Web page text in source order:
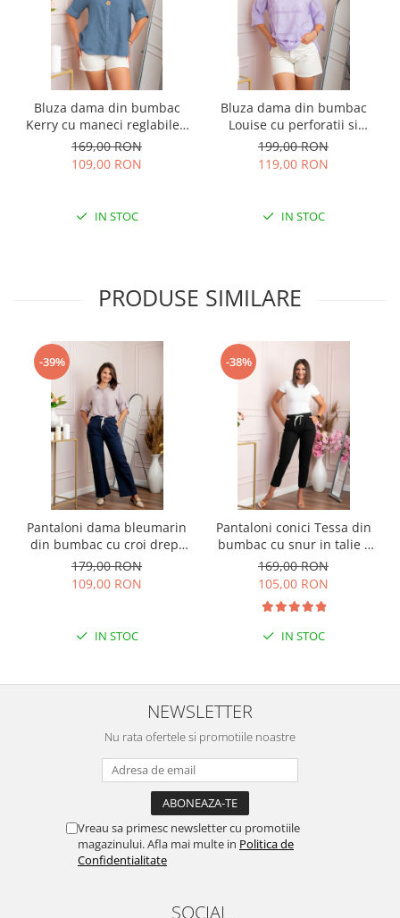
Bluza dama din bumbac
Kerry cu maneci reglabile -
Albastru
169,00 RON
109,00 RON
IN STOC
Bluza dama din bumbac
Louise cu perforatii si
buzunar - Lila
199,00 RON
119,00 RON
IN STOC
PRODUSE SIMILARE
-39%
Pantaloni dama bleumarin
din bumbac cu croi drept
Cara
179,00 RON
109,00 RON
IN STOC
-38%
Pantaloni conici Tessa din
bumbac cu snur in talie -
Negru
169,00 RON
105,00 RON
IN STOC
NEWSLETTER
Nu rata ofertele si promotiile noastre
Vreau sa primesc newsletter cu promotiile
magazinului. Afla mai multe in Politica de
Confidentialitate
SOCIAL